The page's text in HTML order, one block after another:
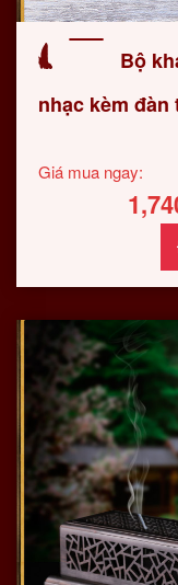
Bộ
nhạc kèm đàn
Giá mua ngay: